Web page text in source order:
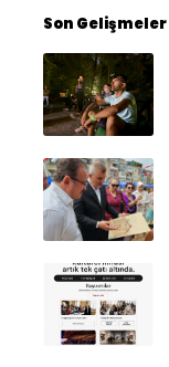
Son Gelişmeler